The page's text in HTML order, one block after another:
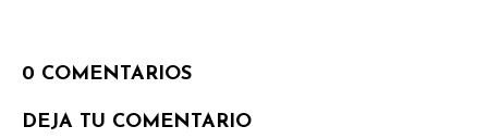
0 COMENTARIOS
DEJA TU COMENTARIO